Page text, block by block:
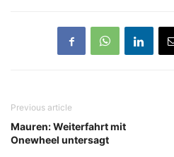
Previous article
Mauren: Weiterfahrt mit
Onewheel untersagt